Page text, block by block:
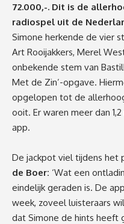
72.000,-. Dit is de
radiospel uit de
Simone herkende de vier
Art Rooijakkers, Merel
onbekende stem van
Met de Zin’-opgave.
opgelopen tot de
ooit. Er waren meer dan
app.
De jackpot viel tijdens het
de Boer: ‘Wat een
eindelijk geraden is. De
week, zoveel luisteraars
dat Simone de hints heeft